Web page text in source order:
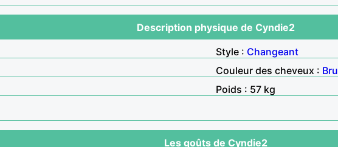
Description physique de Cyndie2
Style : Changeant
Couleur des cheveux :
Poids : 57 kg
Les goûts de Cyndie2